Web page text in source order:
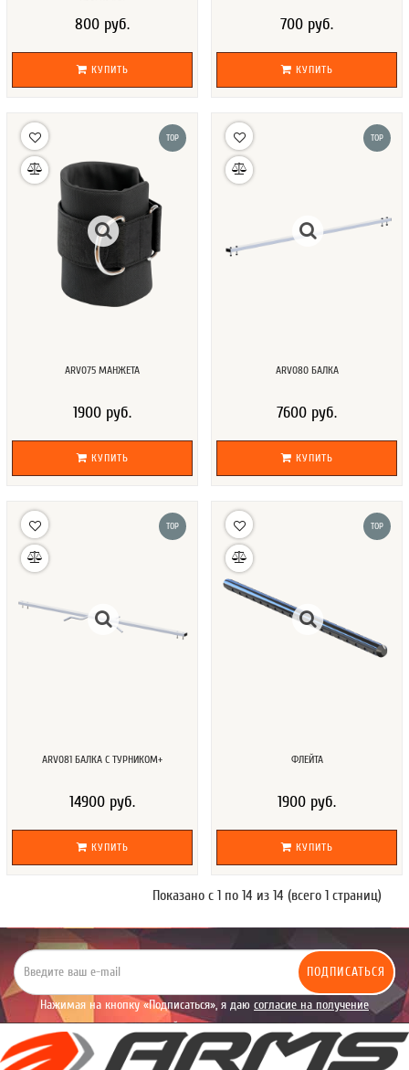
800 руб.
КУПИТЬ
700 руб.
КУПИТЬ
TOP
ARV075 МАНЖЕТА
1900 руб.
КУПИТЬ
TOP
ARV080 БАЛКА
7600 руб.
КУПИТЬ
TOP
ARV081 БАЛКА С ТУРНИКОМ+
14900 руб.
КУПИТЬ
TOP
ФЛЕЙТА
1900 руб.
КУПИТЬ
Показано с 1 по 14 из 14 (всего 1 страниц)
ПОДПИСАТЬСЯ
Нажимая на кнопку «Подписаться», я даю согласие на получение
уведомлений рекламного характера.